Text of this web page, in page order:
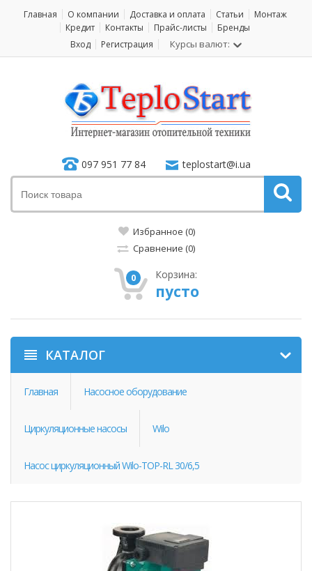
Главная О компании Доставка и оплата Статьи
Монтаж
Кредит
Контакты Прайс-листы
Бренды
Вход
Регистрация Курсы валют:
097 951 77 84 teplostart@i.ua
Избранное (0)
Сравнение (0)
0 Корзина:
пусто
КАТАЛОГ
Главная Насосное оборудование
Циркуляционные насосы Wilo
Насос циркуляционный Wilo-TOP-RL 30/6,5